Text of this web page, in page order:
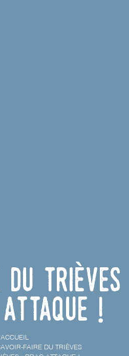
du Trièves
!
ACCUEIL
FAIRE DU TRIÈVES